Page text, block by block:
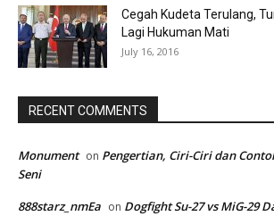
Cegah Kudeta Terulang,
Lagi Hukuman Mati
July 16, 2016
RECENT COMMENTS
Monument on Pengertian, Ciri-Ciri dan
Seni
888starz_nmEa on Dogfight Su-27 vs MiG-29